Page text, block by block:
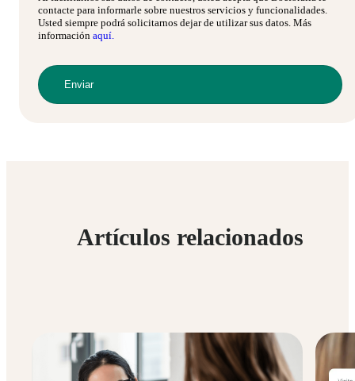
contacte para informarle sobre nuestros servicios y funcionalidades.
Usted siempre podrá solicitarnos dejar de utilizar sus datos. Más
información aquí.
Artículos relacionados